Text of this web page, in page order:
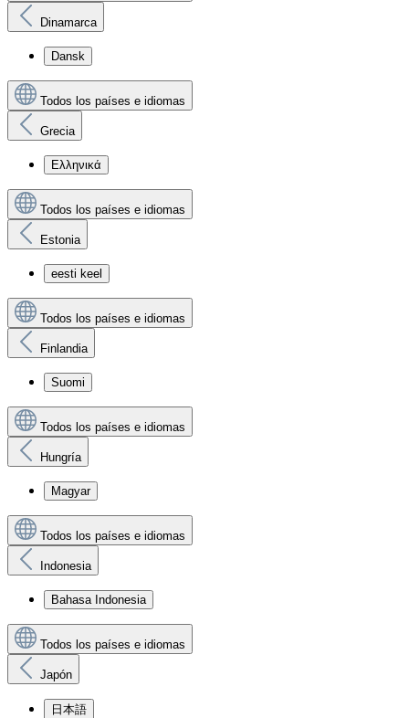
Dinamarca
Dansk
Todos los países e idiomas
Grecia
Ελληνικά
Todos los países e idiomas
Estonia
eesti keel
Todos los países e idiomas
Finlandia
Suomi
Todos los países e idiomas
Hungría
Magyar
Todos los países e idiomas
Indonesia
Bahasa Indonesia
Todos los países e idiomas
Japón
日本語